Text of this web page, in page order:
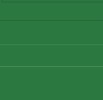
Le RITMO